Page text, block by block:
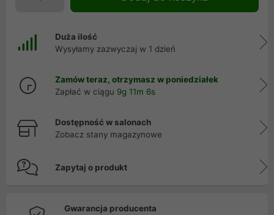
Duża ilość
Wysyłamy zazwyczaj w 1 dzień
Zamów teraz, otrzymasz w poniedziałek
Zapłać w ciągu 9g 11m 5s
Dostępność w salonach
Zobacz stany magazynowe
Zapytaj o produkt
Gwarancja producenta